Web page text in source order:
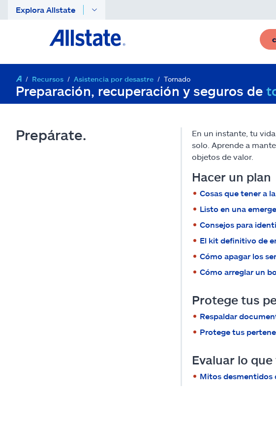
Explora Allstate
Recursos Asistencia por desastre Tornado
Preparación, recuperación y seguros de
Prepárate.
En un instante, tu
solo. Aprende a
objetos de valor.
Hacer un plan
Cosas que tener a
Listo en una
Consejos para
El kit definitivo de
Cómo apagar los
Cómo arreglar un
Protege tus
Respaldar
Protege tus
Evaluar lo que
Mitos desmentidos